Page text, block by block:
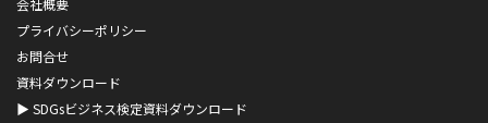
プライバシーポリシー
お問合せ
資料ダウンロード
▶︎ SDGsビジネス検定資料ダウンロード